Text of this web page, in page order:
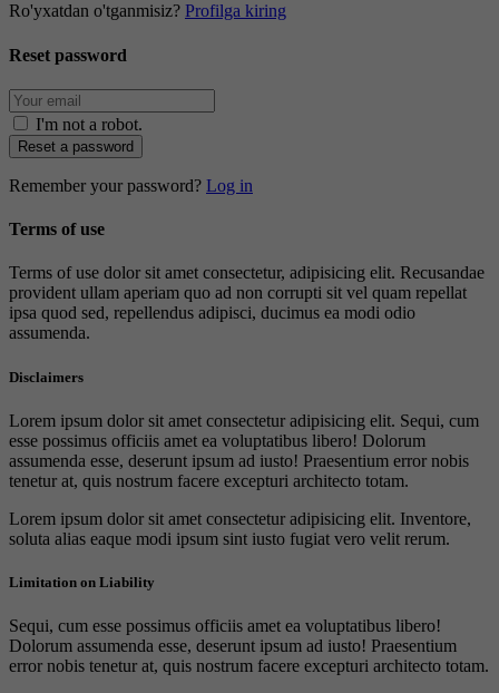
Ro'yxatdan o'tganmisiz? Profilga kiring
Reset password
I'm not a robot.
Reset a password
Remember your password? Log in
Terms of use
Terms of use dolor sit amet consectetur, adipisicing elit. Recusandae
provident ullam aperiam quo ad non corrupti sit vel quam repellat
ipsa quod sed, repellendus adipisci, ducimus ea modi odio
assumenda.
Disclaimers
Lorem ipsum dolor sit amet consectetur adipisicing elit. Sequi, cum
esse possimus officiis amet ea voluptatibus libero! Dolorum
assumenda esse, deserunt ipsum ad iusto! Praesentium error nobis
tenetur at, quis nostrum facere excepturi architecto totam.
Lorem ipsum dolor sit amet consectetur adipisicing elit. Inventore,
soluta alias eaque modi ipsum sint iusto fugiat vero velit rerum.
Limitation on Liability
Sequi, cum esse possimus officiis amet ea voluptatibus libero!
Dolorum assumenda esse, deserunt ipsum ad iusto! Praesentium
error nobis tenetur at, quis nostrum facere excepturi architecto totam.